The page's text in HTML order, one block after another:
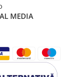
MEDIA